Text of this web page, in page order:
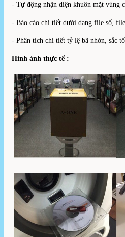
- Tự động nhận diện khuôn mặt vùng
- Báo cáo chi tiết dưới dạng file số,
- Phân tích chi tiết tỷ lệ bã nhờn, sắc
Hình ảnh thực tế :